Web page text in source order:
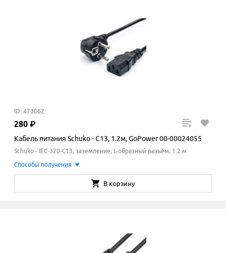
ID: 473062
280 ₽
Кабель питания Schuko - C13, 1.2м, GoPower 00-00024055
Schuko - IEC-320-C13, заземление, L-образный разъём, 1.2 м
Способы получения
В корзину